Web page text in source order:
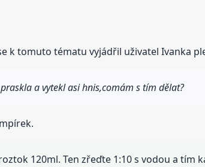
k tomuto tématu vyjádřil uživatel Ivanka
a vytekl asi hnis,comám s tím dělat?
120ml. Ten zřeďte 1:10 s vodou a tím